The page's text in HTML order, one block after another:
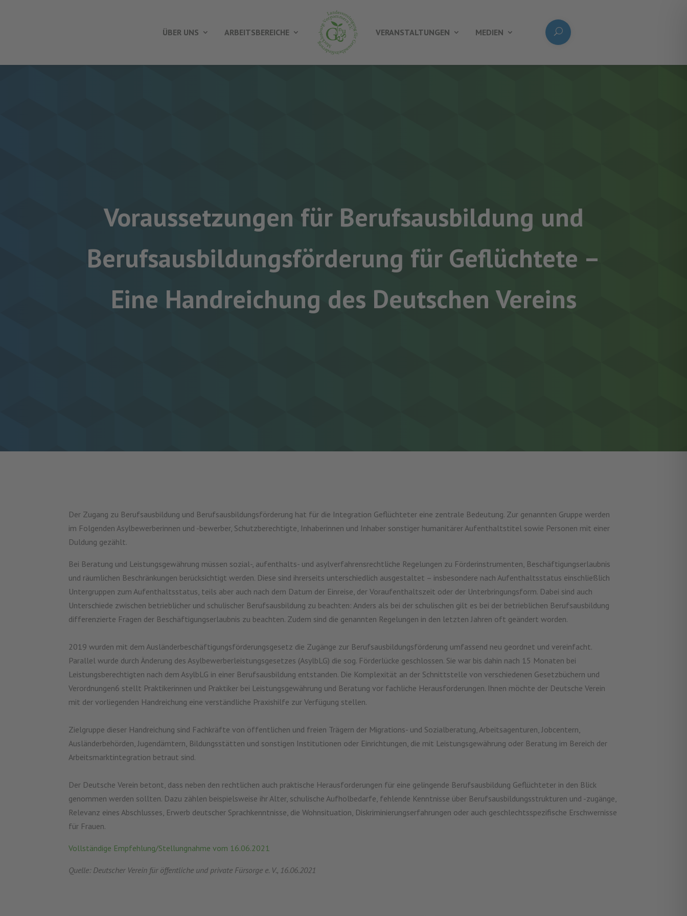
ÜBER UNS ARBEITSBEREICHE VERANSTALTUNGEN MEDIEN
Voraussetzungen für Berufsausbildung und
Berufsausbildungsförderung für Geflüchtete –
Eine Handreichung des Deutschen Vereins
Der Zugang zu Berufsausbildung und Berufsausbildungsförderung hat für die Integration Geflüchteter eine zentrale Bedeutung. Zur genannten Gruppe werden
im Folgenden Asylbewerberinnen und -bewerber, Schutzberechtigte, Inhaberinnen und Inhaber sonstiger humanitärer Aufenthaltstitel sowie Personen mit einer
Duldung gezählt.
Bei Beratung und Leistungsgewährung müssen sozial-, aufenthalts- und asylverfahrensrechtliche Regelungen zu Förderinstrumenten, Beschäftigungserlaubnis
und räumlichen Beschränkungen berücksichtigt werden. Diese sind ihrerseits unterschiedlich ausgestaltet – insbesondere nach Aufenthaltsstatus einschließlich
Untergruppen zum Aufenthaltsstatus, teils aber auch nach dem Datum der Einreise, der Voraufenthaltszeit oder der Unterbringungsform. Dabei sind auch
Unterschiede zwischen betrieblicher und schulischer Berufsausbildung zu beachten: Anders als bei der schulischen gilt es bei der betrieblichen Berufsausbildung
differenzierte Fragen der Beschäftigungserlaubnis zu beachten. Zudem sind die genannten Regelungen in den letzten Jahren oft geändert worden.
2019 wurden mit dem Ausländerbeschäftigungsförderungsgesetz die Zugänge zur Berufsausbildungsförderung umfassend neu geordnet und vereinfacht.
Parallel wurde durch Änderung des Asylbewerberleistungsgesetzes (AsylbLG) die sog. Förderlücke geschlossen. Sie war bis dahin nach 15 Monaten bei
Leistungsberechtigten nach dem AsylbLG in einer Berufsausbildung entstanden. Die Komplexität an der Schnittstelle von verschiedenen Gesetzbüchern und
Verordnungen6 stellt Praktikerinnen und Praktiker bei Leistungsgewährung und Beratung vor fachliche Herausforderungen. Ihnen möchte der Deutsche Verein
mit der vorliegenden Handreichung eine verständliche Praxishilfe zur Verfügung stellen.
Zielgruppe dieser Handreichung sind Fachkräfte von öffentlichen und freien Trägern der Migrations- und Sozialberatung, Arbeitsagenturen, Jobcentern,
Ausländerbehörden, Jugendämtern, Bildungsstätten und sonstigen Institutionen oder Einrichtungen, die mit Leistungsgewährung oder Beratung im Bereich der
Arbeitsmarktintegration betraut sind.
Der Deutsche Verein betont, dass neben den rechtlichen auch praktische Herausforderungen für eine gelingende Berufsausbildung Geflüchteter in den Blick
genommen werden sollten. Dazu zählen beispielsweise ihr Alter, schulische Aufholbedarfe, fehlende Kenntnisse über Berufsausbildungsstrukturen und -zugänge,
Relevanz eines Abschlusses, Erwerb deutscher Sprachkenntnisse, die Wohnsituation, Diskriminierungserfahrungen oder auch geschlechtsspezifische Erschwernisse
für Frauen.
Vollständige Empfehlung/Stellungnahme vom 16.06.2021
Quelle: Deutscher Verein für öffentliche und private Fürsorge e. V., 16.06.2021